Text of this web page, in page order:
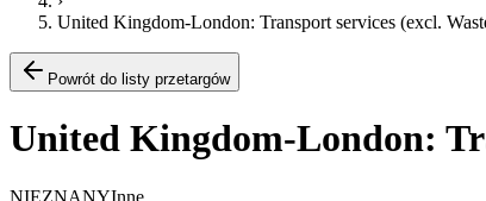
United Kingdom-London: Transport services (excl.
Powrót do listy przetargów
United Kingdom-London:
NIEZNANYInne